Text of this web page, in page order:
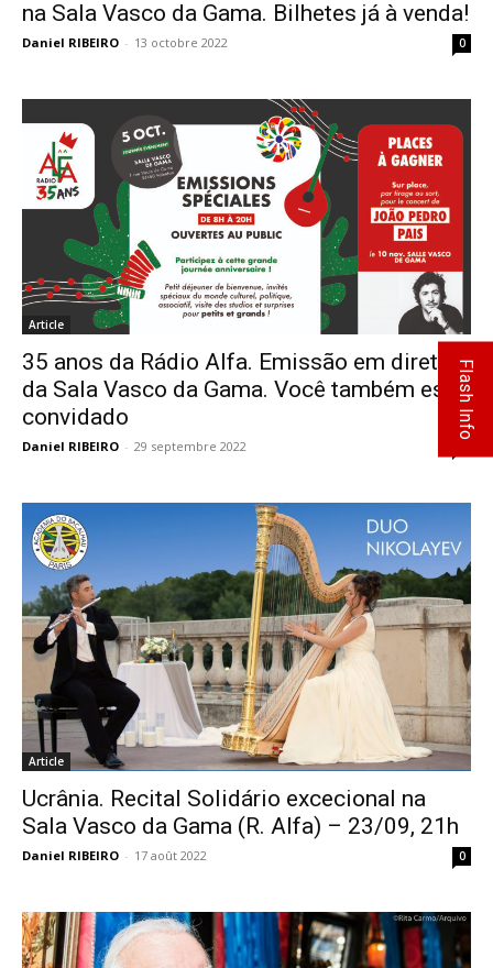
na Sala Vasco da Gama. Bilhetes já à venda!
Daniel RIBEIRO - 13 octobre 2022 0
Article
35 anos da Rádio Alfa. Emissão em direto
da Sala Vasco da Gama. Você também está
convidado
Daniel RIBEIRO - 29 septembre 2022
Article
Ucrânia. Recital Solidário excecional na
Sala Vasco da Gama (R. Alfa) – 23/09, 21h
Daniel RIBEIRO - 17 août 2022 0
Flash Info